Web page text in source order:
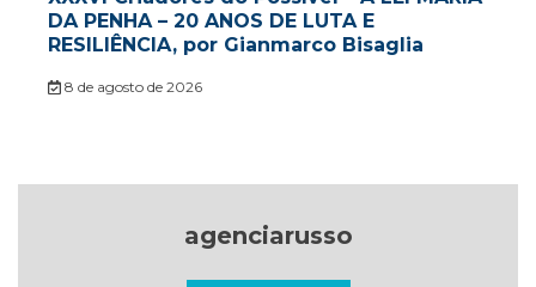
DA PENHA – 20 ANOS DE LUTA E
RESILIÊNCIA, por Gianmarco Bisaglia
8 de agosto de 2026
agenciarusso